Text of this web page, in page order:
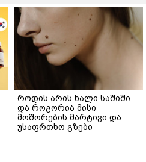
როდის არის ხალი საშიში
და როგორია მისი
მოშორების მარტივი და
უსაფრთხო გზები